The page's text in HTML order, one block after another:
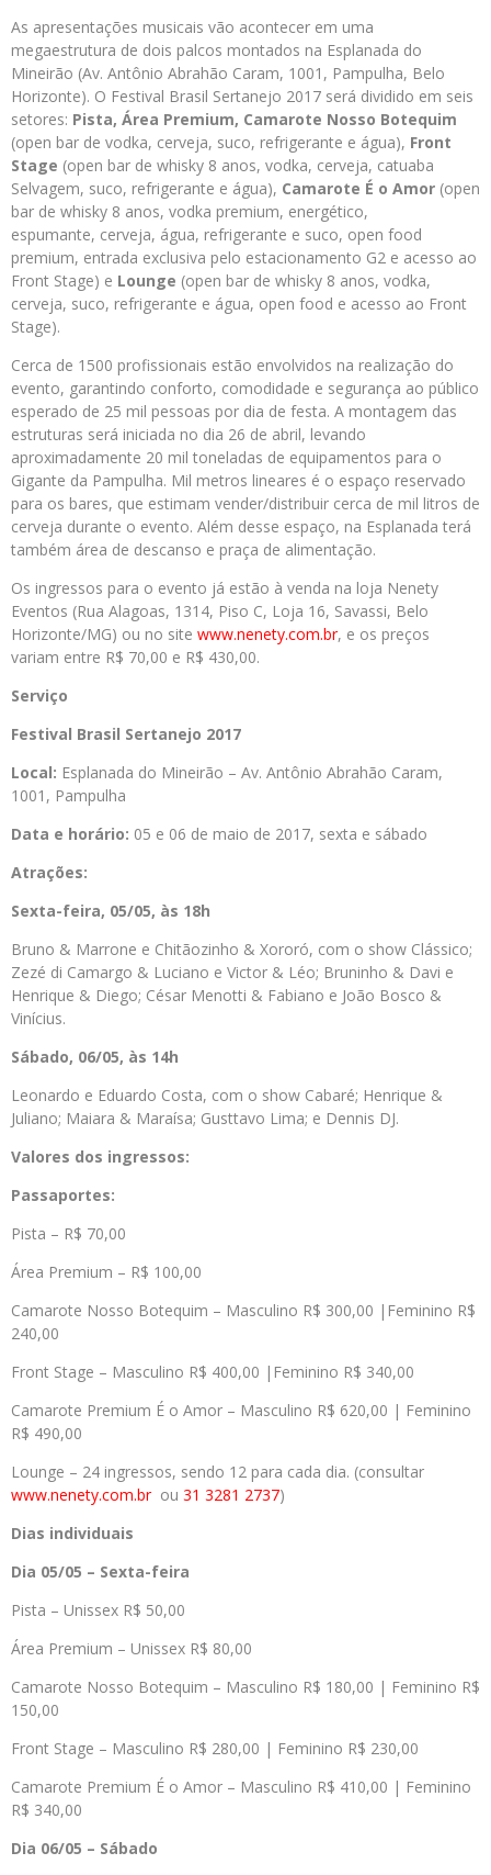
As apresentações musicais vão acontecer em uma
megaestrutura de dois palcos montados na Esplanada do
Mineirão (Av. Antônio Abrahão Caram, 1001, Pampulha, Belo
Horizonte). O Festival Brasil Sertanejo 2017 será dividido em seis
setores: Pista, Área Premium, Camarote Nosso Botequim
(open bar de vodka, cerveja, suco, refrigerante e água), Front
Stage (open bar de whisky 8 anos, vodka, cerveja, catuaba
Selvagem, suco, refrigerante e água), Camarote É o Amor (open
bar de whisky 8 anos, vodka premium, energético,
espumante, cerveja, água, refrigerante e suco, open food
premium, entrada exclusiva pelo estacionamento G2 e acesso ao
Front Stage) e Lounge (open bar de whisky 8 anos, vodka,
cerveja, suco, refrigerante e água, open food e acesso ao Front
Stage).
Cerca de 1500 profissionais estão envolvidos na realização do
evento, garantindo conforto, comodidade e segurança ao público
esperado de 25 mil pessoas por dia de festa. A montagem das
estruturas será iniciada no dia 26 de abril, levando
aproximadamente 20 mil toneladas de equipamentos para o
Gigante da Pampulha. Mil metros lineares é o espaço reservado
para os bares, que estimam vender/distribuir cerca de mil litros de
cerveja durante o evento. Além desse espaço, na Esplanada terá
também área de descanso e praça de alimentação.
Os ingressos para o evento já estão à venda na loja Nenety
Eventos (Rua Alagoas, 1314, Piso C, Loja 16, Savassi, Belo
Horizonte/MG) ou no site www.nenety.com.br, e os preços
variam entre R$ 70,00 e R$ 430,00.
Serviço
Festival Brasil Sertanejo 2017
Local: Esplanada do Mineirão – Av. Antônio Abrahão Caram,
1001, Pampulha
Data e horário: 05 e 06 de maio de 2017, sexta e sábado
Atrações:
Sexta-feira, 05/05, às 18h
Bruno & Marrone e Chitãozinho & Xororó, com o show Clássico;
Zezé di Camargo & Luciano e Victor & Léo; Bruninho & Davi e
Henrique & Diego; César Menotti & Fabiano e João Bosco &
Vinícius.
Sábado, 06/05, às 14h
Leonardo e Eduardo Costa, com o show Cabaré; Henrique &
Juliano; Maiara & Maraísa; Gusttavo Lima; e Dennis DJ.
Valores dos ingressos:
Passaportes:
Pista – R$ 70,00
Área Premium – R$ 100,00
Camarote Nosso Botequim – Masculino R$ 300,00 |Feminino R$
240,00
Front Stage – Masculino R$ 400,00 |Feminino R$ 340,00
Camarote Premium É o Amor – Masculino R$ 620,00 | Feminino
R$ 490,00
Lounge – 24 ingressos, sendo 12 para cada dia. (consultar
www.nenety.com.brou 31 3281 2737)
Dias individuais
Dia 05/05 – Sexta-feira
Pista – Unissex R$ 50,00
Área Premium – Unissex R$ 80,00
Camarote Nosso Botequim – Masculino R$ 180,00 | Feminino R$
150,00
Front Stage – Masculino R$ 280,00 | Feminino R$ 230,00
Camarote Premium É o Amor – Masculino R$ 410,00 | Feminino
R$ 340,00
Dia 06/05 – Sábado